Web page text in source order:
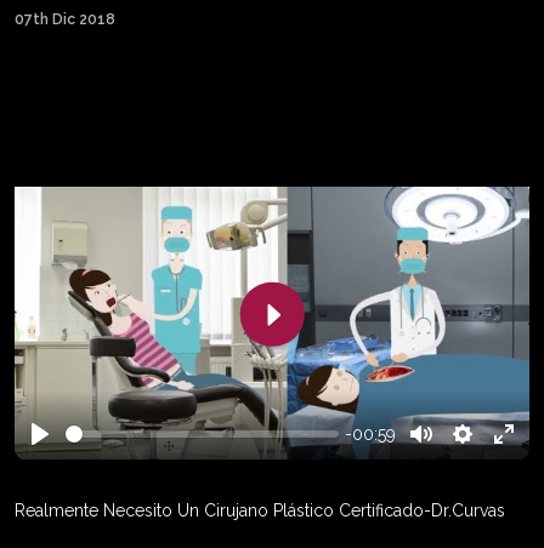
07th Dic 2018
Play
-00:59
MuteSettings
Enter
Play
Realmente Necesito Un Cirujano Plástico Certificado-Dr.Curvas